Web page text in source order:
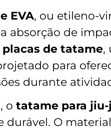
EVA, ou etileno-
absorção de
placas de tatame,
para
durante
o tatame para
durável. O